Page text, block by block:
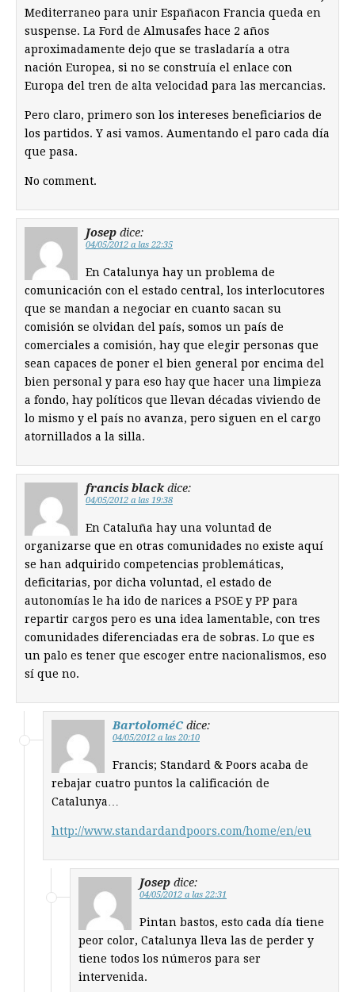
Mediterraneo para unir Españacon Francia queda en
suspense. La Ford de Almusafes hace 2 años
aproximadamente dejo que se trasladaría a otra
nación Europea, si no se construía el enlace con
Europa del tren de alta velocidad para las mercancias.
Pero claro, primero son los intereses beneficiarios de
los partidos. Y asi vamos. Aumentando el paro cada día
que pasa.
No comment.
Josep dice:
04/05/2012 a las 22:35
En Catalunya hay un problema de
comunicación con el estado central, los interlocutores
que se mandan a negociar en cuanto sacan su
comisión se olvidan del país, somos un país de
comerciales a comisión, hay que elegir personas que
sean capaces de poner el bien general por encima del
bien personal y para eso hay que hacer una limpieza
a fondo, hay políticos que llevan décadas viviendo de
lo mismo y el país no avanza, pero siguen en el cargo
atornillados a la silla.
francis black dice:
04/05/2012 a las 19:38
En Cataluña hay una voluntad de
organizarse que en otras comunidades no existe aquí
se han adquirido competencias problemáticas,
deficitarias, por dicha voluntad, el estado de
autonomías le ha ido de narices a PSOE y PP para
repartir cargos pero es una idea lamentable, con tres
comunidades diferenciadas era de sobras. Lo que es
un palo es tener que escoger entre nacionalismos, eso
sí que no.
BartoloméC dice:
04/05/2012 a las 20:10
Francis; Standard & Poors acaba de
rebajar cuatro puntos la calificación de
Catalunya…
http://www.standardandpoors.com/home/en/eu
Josep dice:
04/05/2012 a las 22:31
Pintan bastos, esto cada día tiene
peor color, Catalunya lleva las de perder y
tiene todos los números para ser
intervenida.